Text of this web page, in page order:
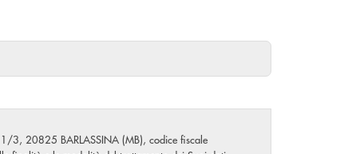
3, 20825 BARLASSINA (MB), codice fiscale